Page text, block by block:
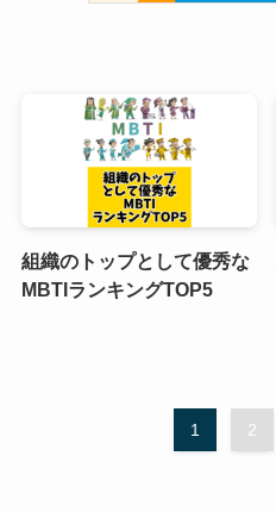
組織のトップとして優秀な
MBTIランキングTOP5
1 2